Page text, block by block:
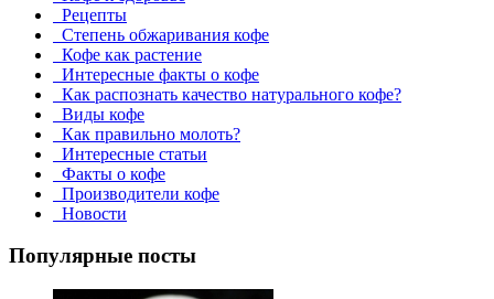
Рецепты
Степень обжаривания кофе
Кофе как растение
Интересные факты о кофе
Как распознать качество натурального кофе?
Виды кофе
Как правильно молоть?
Интересные статьи
Факты о кофе
Производители кофе
Новости
Популярные посты